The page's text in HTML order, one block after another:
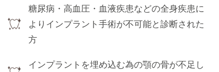
糖尿病・高血圧・血液疾患などの全身疾患に
よりインプラント手術が不可能と診断された
方
インプラントを埋め込む為の顎の骨が不足し